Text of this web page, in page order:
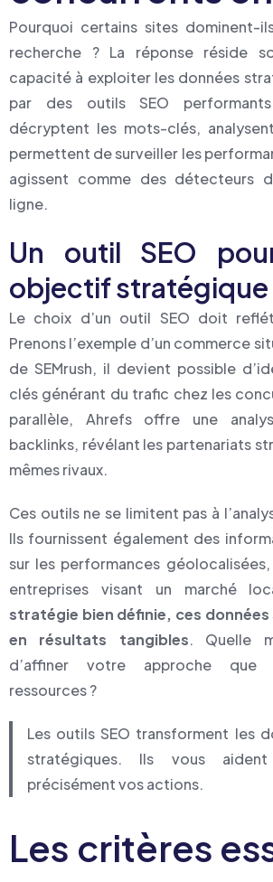
Pourquoi certains sites dominent-
recherche ? La réponse réside
capacité à exploiter les données
par des outils SEO
décryptent les mots-clés,
permettent de surveiller les
agissent comme des détecteurs
ligne.
Un outil SEO
objectif stratégique
Le choix d’un outil SEO doit
Prenons l’exemple d’un commerce
de SEMrush, il devient possible
clés générant du trafic chez les
parallèle, Ahrefs offre une
backlinks, révélant les partenariats
mêmes rivaux.
Ces outils ne se limitent pas à
Ils fournissent également des
sur les performances
entreprises visant un marché
stratégie bien définie, ces
en résultats tangibles. Quelle
d’affiner votre approche que
ressources ?
Les outils SEO transforment les
stratégiques. Ils vous
précisément vos actions.
Les critères